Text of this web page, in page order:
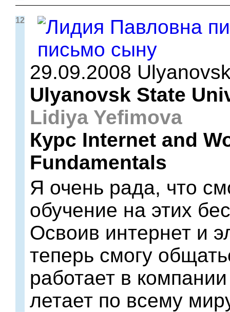
12
29.09.2008
Ulyanovsk State
Lidiya Yefimova
Курс Internet and
Fundamentals
Я очень рада, что
обучение на этих
Освоив интернет и
теперь смогу
работает в
летает по всему